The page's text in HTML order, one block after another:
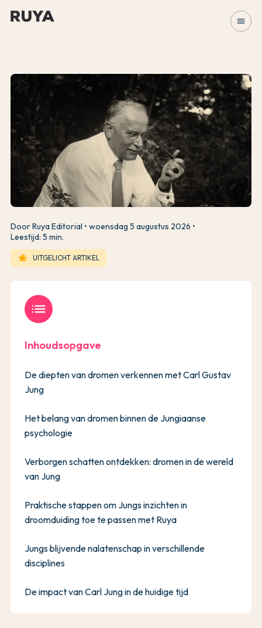
menu
Door Ruya Editorial
woensdag 5 augustus 2026
Leestijd: 5 min.
hotel_class UITGELICHT ARTIKEL
list
Inhoudsopgave
De diepten van dromen verkennen met Carl Gustav
Jung
Het belang van dromen binnen de Jungiaanse
psychologie
Verborgen schatten ontdekken: dromen in de wereld
van Jung
Praktische stappen om Jungs inzichten in
droomduiding toe te passen met Ruya
Jungs blijvende nalatenschap in verschillende
disciplines
De impact van Carl Jung in de huidige tijd